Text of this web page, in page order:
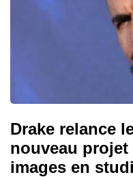
Drake relance
nouveau
images en